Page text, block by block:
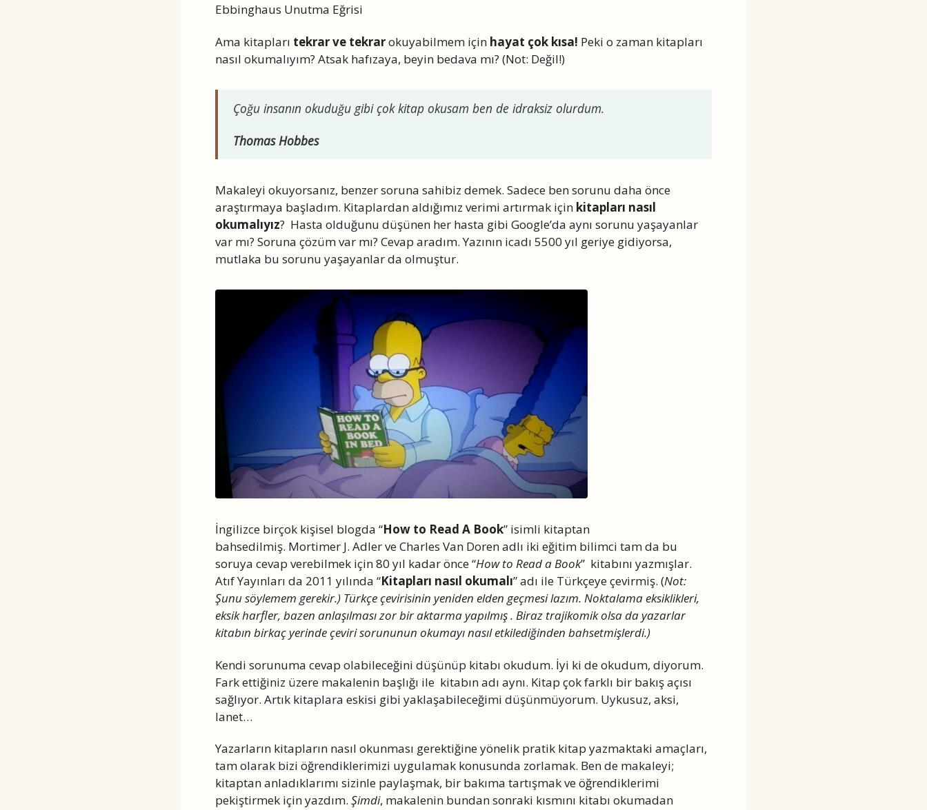
Ebbinghaus Unutma Eğrisi
Ama kitapları tekrar ve tekrarokuyabilmem için hayat çok kısa! Peki o zaman kitapları
nasıl okumalıyım? Atsak hafızaya, beyin bedava mı? (Not: Değil!)
Çoğu insanın okuduğu gibi çok kitap okusam ben de idraksiz olurdum.
Thomas Hobbes
Makaleyi okuyorsanız, benzer soruna sahibiz demek. Sadece ben sorunu daha önce
araştırmaya başladım. Kitaplardan aldığımız verimi artırmak için kitapları nasıl
okumalıyız? Hasta olduğunu düşünen her hasta gibi Google’da aynı sorunu yaşayanlar
var mı? Soruna çözüm var mı? Cevap aradım. Yazının icadı 5500 yıl geriye gidiyorsa,
mutlaka bu sorunu yaşayanlar da olmuştur.
İngilizce birçok kişisel blogda “How to Read A Book” isimli kitaptan
bahsedilmiş. Mortimer J. Adler ve Charles Van Doren adlı iki eğitim bilimci tam da bu
soruya cevap verebilmek için 80 yıl kadar önce “How to Read a Book” kitabını yazmışlar.
Atıf Yayınları da 2011 yılında “Kitapları nasıl okumalı” adı ile Türkçeye çevirmiş. (Not:
Şunu söylemem gerekir.) Türkçe çevirisinin yeniden elden geçmesi lazım. Noktalama eksiklikleri,
eksik harfler, bazen anlaşılması zor bir aktarma yapılmış . Biraz trajikomik olsa da yazarlar
kitabın birkaç yerinde çeviri sorununun okumayı nasıl etkilediğinden bahsetmişlerdi.)
Kendi sorunuma cevap olabileceğini düşünüp kitabı okudum. İyi ki de okudum, diyorum.
Fark ettiğiniz üzere makalenin başlığı ile kitabın adı aynı. Kitap çok farklı bir bakış açısı
sağlıyor. Artık kitaplara eskisi gibi yaklaşabileceğimi düşünmüyorum. Uykusuz, aksi,
lanet…
Yazarların kitapların nasıl okunması gerektiğine yönelik pratik kitap yazmaktaki amaçları,
tam olarak bizi öğrendiklerimizi uygulamak konusunda zorlamak. Ben de makaleyi;
kitaptan anladıklarımı sizinle paylaşmak, bir bakıma tartışmak ve öğrendiklerimi
pekiştirmek için yazdım. Şimdi, makalenin bundan sonraki kısmını kitabı okumadan